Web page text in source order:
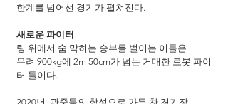
한계를 넘어선 경기가 펼쳐진다.
새로운 파이터
링 위에서 숨 막히는 승부를 벌이는 이들은
무려 900kg에 2m 50cm가 넘는 거대한 로봇 파이
터 들이다.